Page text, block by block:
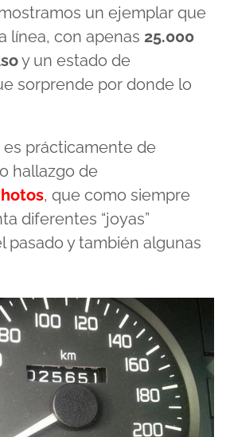
un ejemplar que
línea, con apenas 25.000
y un estado de
sorprende por donde lo
es prácticamente de
hallazgo de
, que como siempre
diferentes “joyas”
pasado y también algunas